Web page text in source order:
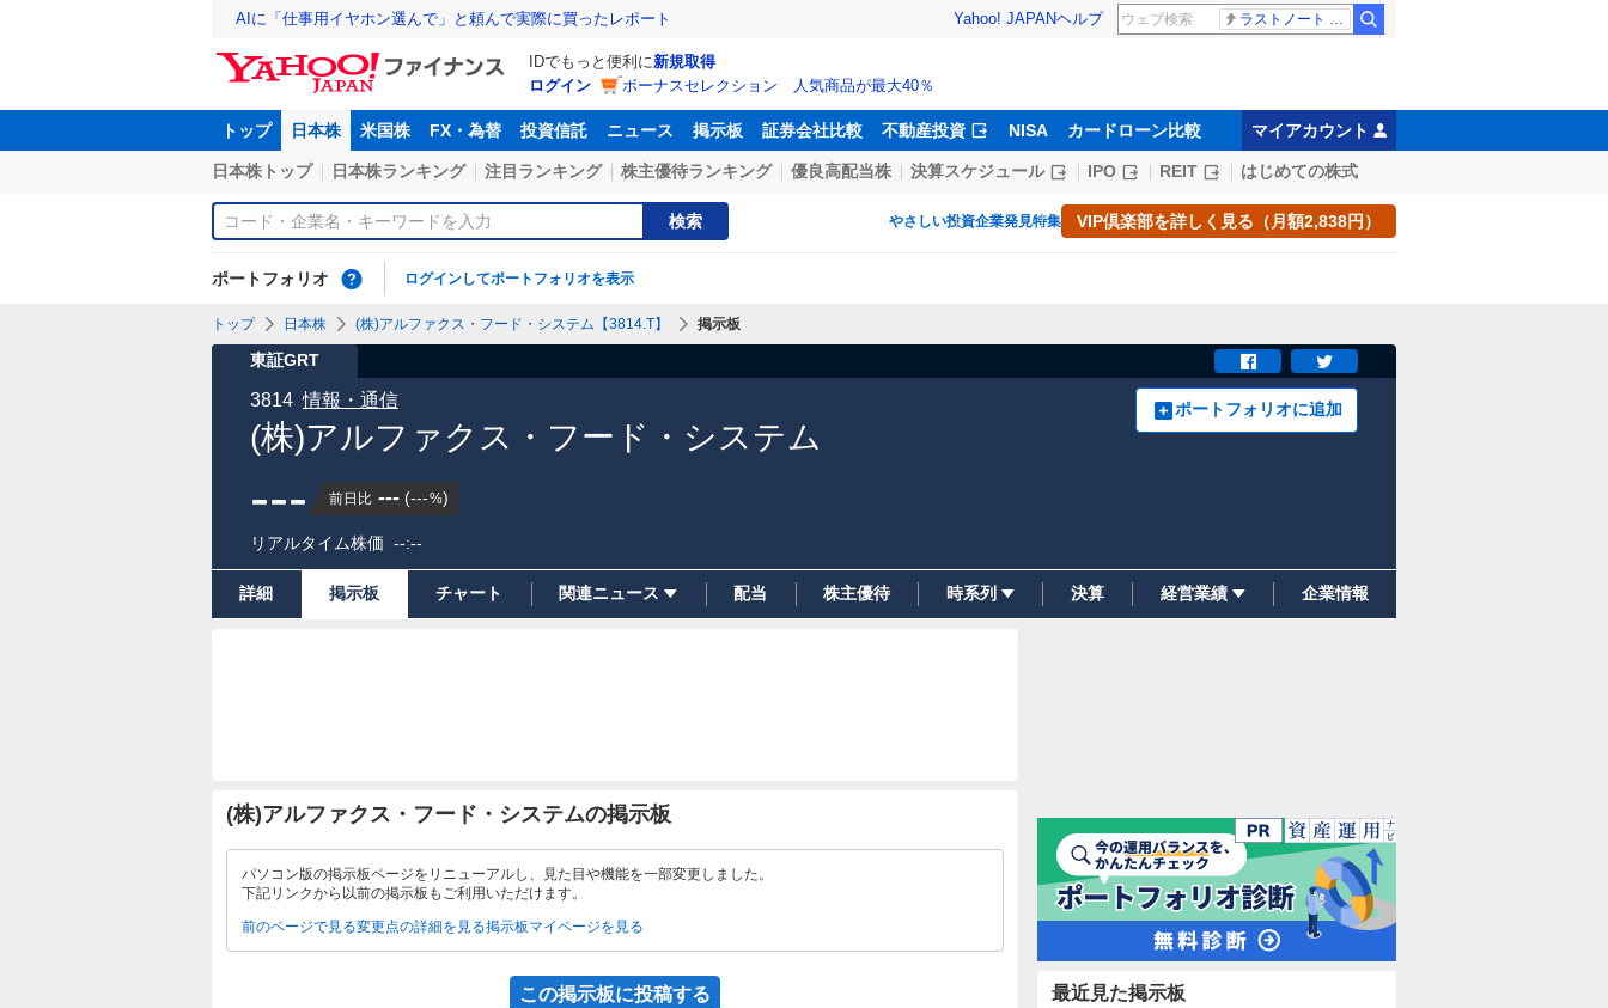
AIに「仕事用イヤホン選んで」と頼んで実際に買ったレポート Yahoo! JAPANヘルプ ラストノート 内田有紀
IDでもっと便利に新規取得
ログイン
ボーナスセレクション 人気商品が最大40％
トップ 日本株 米国株 FX・為替 投資信託 ニュース 掲示板 証券会社比較 不動産投資 NISA カードローン比較 マイアカウント
日本株トップ 日本株ランキング 注目ランキング 株主優待ランキング 優良高配当株 決算スケジュール IPO REIT はじめての株式
検索 やさしい投資企業発見特集 VIP倶楽部を詳しく見る（月額2,838円）
ポートフォリオ ログインしてポートフォリオを表示
トップ 日本株 (株)アルファクス・フード・システム【3814.T】 掲示板
東証GRT
(株)アルファクス・フード・システム
3814 情報・通信 ポートフォリオに追加
--- 前日比 --- (---%)
リアルタイム株価 --:--
詳細 掲示板 チャート 関連ニュース 配当 株主優待 時系列 決算 経営業績 企業情報
(株)アルファクス・フード・システムの掲示板
パソコン版の掲示板ページをリニューアルし、見た目や機能を一部変更しました。
下記リンクから以前の掲示板もご利用いただけます。
前のページで見る変更点の詳細を見る掲示板マイページを見る
この掲示板に投稿する 最近見た掲示板